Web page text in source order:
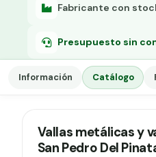
Fabricante con
Presupuesto sin
Información Catálogo
Vallas metálicas y
San Pedro Del